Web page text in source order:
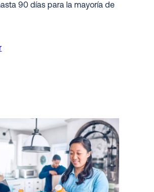
90 días para la mayoría de